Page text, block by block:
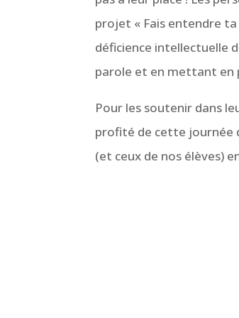
projet « Fais entendre
déficience intellectuelle
parole et en mettant en
Pour les soutenir dans
profité de cette journée
(et ceux de nos élèves)